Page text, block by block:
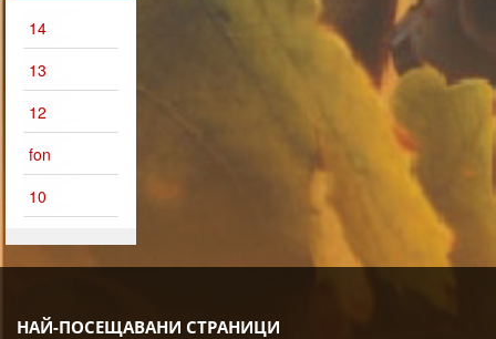
14
13
12
fon
10
НАЙ-ПОСЕЩАВАНИ СТРАНИЦИ